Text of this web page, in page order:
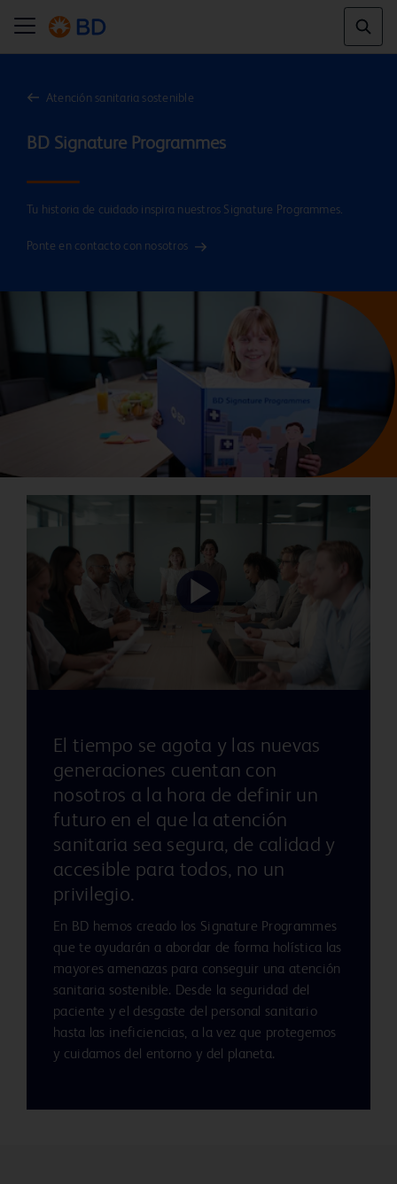
Atención sanitaria sostenible
Tu historia de cuidado inspira nuestros Signature Programmes.
Ponte en contacto con nosotros
Play
El tiempo se agota y las nuevas
generaciones cuentan con
nosotros a la hora de definir un
futuro en el que la atención
sanitaria sea segura, de calidad y
accesible para todos, no un
privilegio.
En BD hemos creado los Signature Programmes
que te ayudarán a abordar de forma holística las
mayores amenazas para conseguir una atención
sanitaria sostenible. Desde la seguridad del
paciente y el desgaste del personal sanitario
hasta las ineficiencias, a la vez que protegemos
y cuidamos del entorno y del planeta.